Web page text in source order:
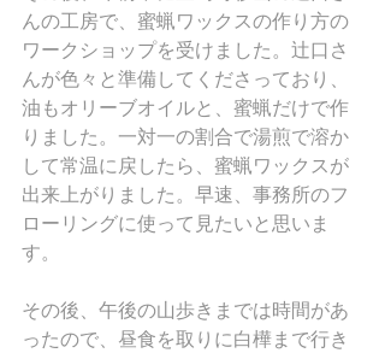
んの工房で、蜜蝋ワックスの作り方の
ワークショップを受けました。辻口さ
んが色々と準備してくださっており、
油もオリーブオイルと、蜜蝋だけで作
りました。一対一の割合で湯煎で溶か
して常温に戻したら、蜜蝋ワックスが
出来上がりました。早速、事務所のフ
ローリングに使って見たいと思いま
す。
その後、午後の山歩きまでは時間があ
ったので、昼食を取りに白樺まで行き